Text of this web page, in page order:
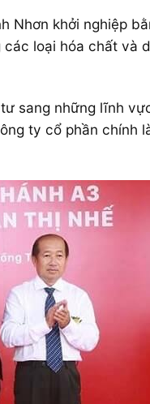
Nhơn khởi nghiệp
loại hóa chất và
sang những lĩnh
ty cổ phần chính